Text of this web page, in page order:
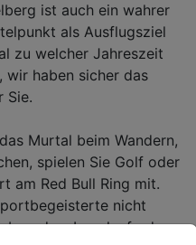
ist auch ein wahrer
als Ausflugsziel
zu welcher Jahreszeit
wir haben sicher das
Sie.
Murtal beim Wandern,
spielen Sie Golf oder
am Red Bull Ring mit.
nicht
Langlauf oder